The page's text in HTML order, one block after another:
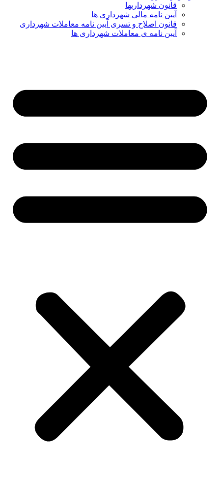
قانون شهرداریها
آیین نامه مالی شهرداری ها
قانون اصلاح و تسری آیین نامه معاملات شهرداری
آیین نامه ی معاملات شهرداری ها